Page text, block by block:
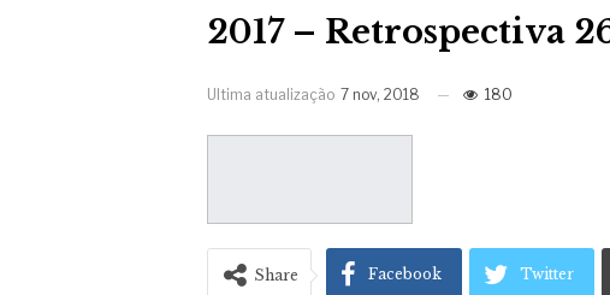
2017 – Retrospectiva
Ultima atualização 7 nov, 2018 180
Share Facebook Twitter